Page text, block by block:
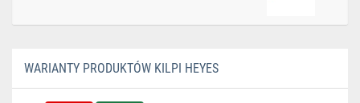
WARIANTY PRODUKTÓW KILPI HEYES